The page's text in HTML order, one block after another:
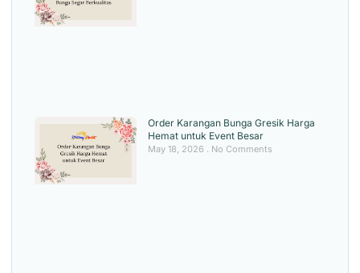
Order Karangan Bunga Gresik Harga
Hemat untuk Event Besar
May 18, 2026 No Comments